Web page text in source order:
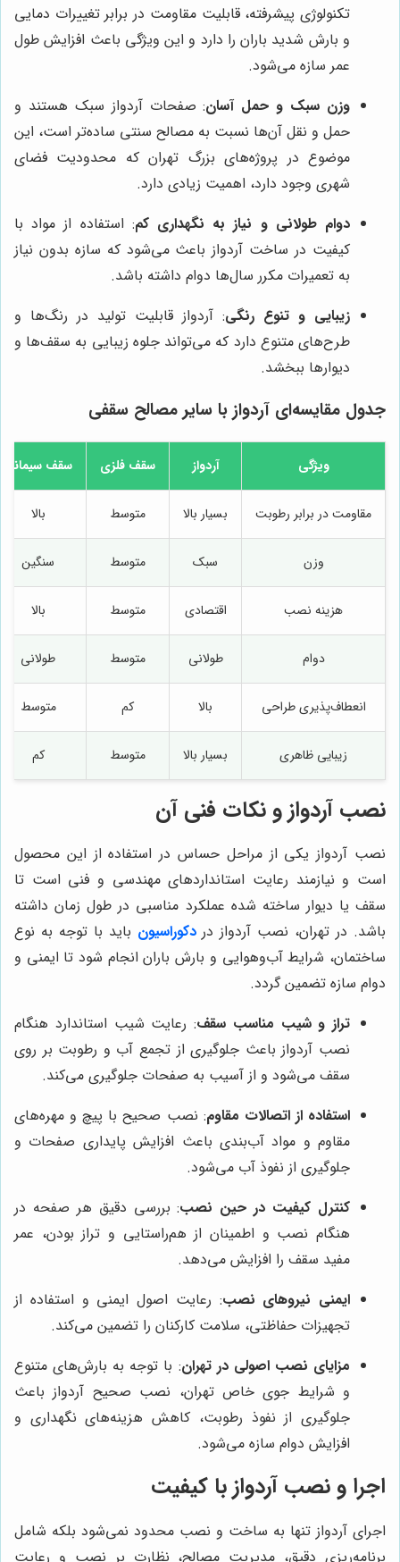
تکنولوژی پیشرفته، قابلیت مقاومت در برابر تغییرات دمایی
و بارش شدید باران را دارد و این ویژگی باعث افزایش طول
عمر سازه می‌شود.
وزن سبک و حمل آسان: صفحات آردواز سبک هستند و
حمل و نقل آن‌ها نسبت به مصالح سنتی ساده‌تر است، این
موضوع در پروژه‌های بزرگ تهران که محدودیت فضای
شهری وجود دارد، اهمیت زیادی دارد.
دوام طولانی و نیاز به نگهداری کم: استفاده از مواد با
کیفیت در ساخت آردواز باعث می‌شود که سازه بدون نیاز
به تعمیرات مکرر سال‌ها دوام داشته باشد.
زیبایی و تنوع رنگی: آردواز قابلیت تولید در رنگ‌ها و
طرح‌های متنوع دارد که می‌تواند جلوه زیبایی به سقف‌ها و
دیوارها ببخشد.
جدول مقایسه‌ای آردواز با سایر مصالح سقفی
ویژگی آردواز سقف فلزی سقف سیمانی
مقاومت در برابر رطوبت بسیار بالا متوسط بالا
وزن سبک متوسط سنگین
هزینه نصب اقتصادی متوسط بالا
دوام طولانی متوسط طولانی
انعطاف‌پذیری طراحی بالا کم متوسط
زیبایی ظاهری بسیار بالا متوسط کم
نصب آردواز و نکات فنی آن
نصب آردواز یکی از مراحل حساس در استفاده از این محصول
است و نیازمند رعایت استانداردهای مهندسی و فنی است تا
سقف یا دیوار ساخته شده عملکرد مناسبی در طول زمان داشته
باشد. در تهران، نصب آردواز در دکوراسیون باید با توجه به نوع
ساختمان، شرایط آب‌وهوایی و بارش باران انجام شود تا ایمنی و
دوام سازه تضمین گردد.
تراز و شیب مناسب سقف: رعایت شیب استاندارد هنگام
نصب آردواز باعث جلوگیری از تجمع آب و رطوبت بر روی
سقف می‌شود و از آسیب به صفحات جلوگیری می‌کند.
استفاده از اتصالات مقاوم: نصب صحیح با پیچ و مهره‌های
مقاوم و مواد آب‌بندی باعث افزایش پایداری صفحات و
جلوگیری از نفوذ آب می‌شود.
کنترل کیفیت در حین نصب: بررسی دقیق هر صفحه در
هنگام نصب و اطمینان از هم‌راستایی و تراز بودن، عمر
مفید سقف را افزایش می‌دهد.
ایمنی نیروهای نصب: رعایت اصول ایمنی و استفاده از
تجهیزات حفاظتی، سلامت کارکنان را تضمین می‌کند.
مزایای نصب اصولی در تهران: با توجه به بارش‌های متنوع
و شرایط جوی خاص تهران، نصب صحیح آردواز باعث
جلوگیری از نفوذ رطوبت، کاهش هزینه‌های نگهداری و
افزایش دوام سازه می‌شود.
اجرا و نصب آردواز با کیفیت
اجرای آردواز تنها به ساخت و نصب محدود نمی‌شود بلکه شامل
برنامه‌ریزی دقیق، مدیریت مصالح، نظارت بر نصب و رعایت